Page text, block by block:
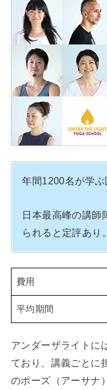
年間1200名が学ぶ
日本最高峰の講師
られると定評あり。
費用
平均期間
アンダーザライトに
ており、講義ごとに
のポーズ（アーサナ